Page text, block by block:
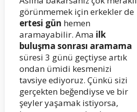
görünmemek için erkekler de
ertesi gün hemen
aramayabilir. Ama ilk
buluşma sonrası aramama
süresi 3 günü geçtiyse artık
ondan ümidi kesmenizi
tavsiye ediyoruz. Çünkü sizi
gerçekten beğendiyse ve bir
şeyler yaşamak istiyorsa,